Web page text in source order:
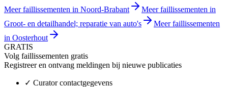
Meer faillissementen in Noord-Brabant
Meer faillissementen in
Groot- en detailhandel; reparatie van auto's
Meer faillissementen
in Oosterhout
GRATIS
Volg faillissementen gratis
Registreer en ontvang meldingen bij nieuwe publicaties
✓ Curator contactgegevens